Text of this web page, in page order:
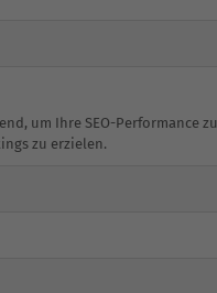
um Ihre SEO-Performance zu
zu erzielen.